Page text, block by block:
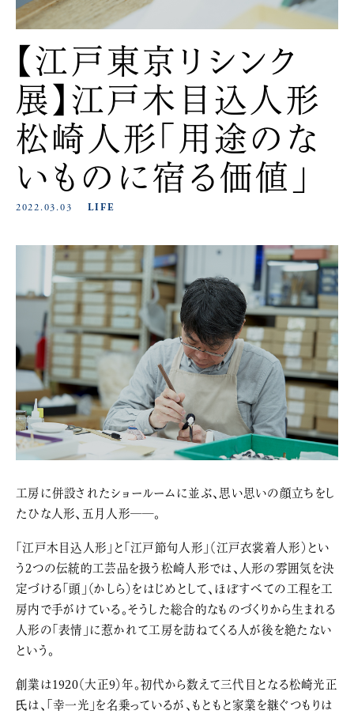
【江戸東京リシンク
展】江戸木目込人形
松崎人形「用途のな
いものに宿る価値」
2022.03.03 LIFE
工房に併設されたショールームに並ぶ、思い思いの顔立ちをし
たひな人形、五月人形――。
「江戸木目込人形」と「江戸節句人形」（江戸衣裳着人形）とい
う2つの伝統的工芸品を扱う松崎人形では、人形の雰囲気を決
定づける「頭」（かしら）をはじめとして、ほぼすべての工程を工
房内で手がけている。そうした総合的なものづくりから生まれる
人形の「表情」に惹かれて工房を訪ねてくる人が後を絶たない
という。
創業は1920（大正9）年。初代から数えて三代目となる松崎光正
氏は、「幸一光」を名乗っているが、もともと家業を継ぐつもりは